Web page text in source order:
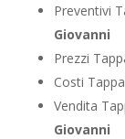
Preventivi
Giovanni
Prezzi
Costi
Vendita
Giovanni